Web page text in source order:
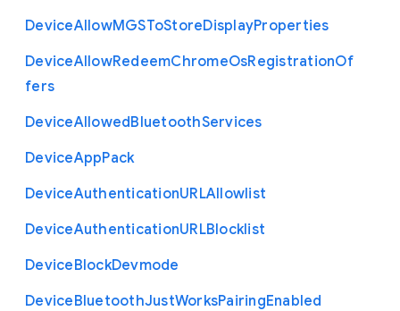
DeviceAllowMGSToStoreDisplayProperties
DeviceAllowRedeemChromeOsRegistrationOf
fers
DeviceAllowedBluetoothServices
DeviceAppPack
DeviceAuthenticationURLAllowlist
DeviceAuthenticationURLBlocklist
DeviceBlockDevmode
DeviceBluetoothJustWorksPairingEnabled